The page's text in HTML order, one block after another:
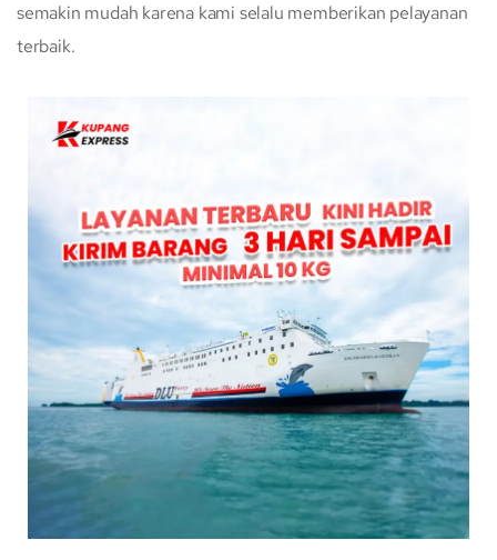
semakin mudah karena kami selalu memberikan pelayanan
terbaik.